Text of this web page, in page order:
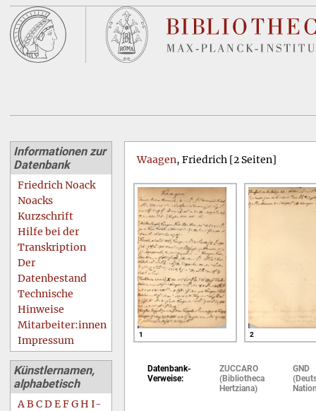
Informationen zur
Datenbank
Friedrich Noack
Noacks
Kurzschrift
Hilfe bei der
Transkription
Der
Datenbestand
Technische
Hinweise
Mitarbeiter:innen
Impressum
Künstlernamen,
alphabetisch
AB CDEFGH I-
Waagen, Friedrich [2 Seiten]
1 2
Datenbank-
Verweise:
ZUCCARO
(Bibliotheca
Hertziana)
GND